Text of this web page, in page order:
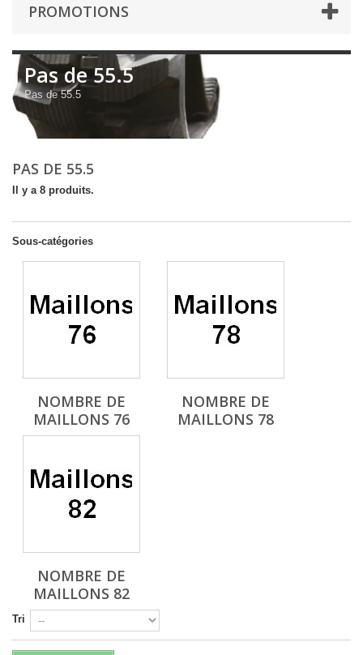
PROMOTIONS
Pas de 55.5
Pas de 55.5
PAS DE 55.5
Il y a 8 produits.
Sous-catégories
NOMBRE DE
MAILLONS 76
NOMBRE DE
MAILLONS 78
NOMBRE DE
MAILLONS 82
Tri